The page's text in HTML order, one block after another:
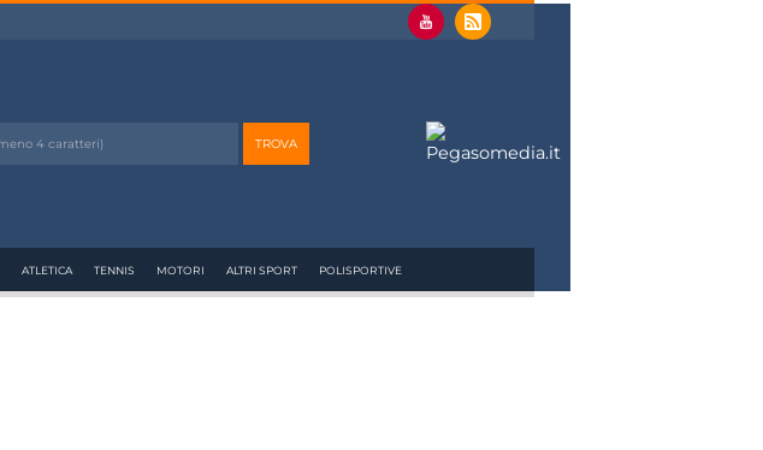
ATLETICA TENNIS MOTORI ALTRI SPORT POLISPORTIVE